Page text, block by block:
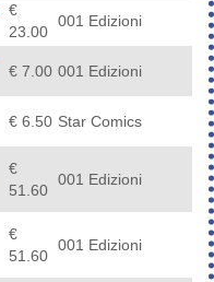
€
23.00
001 Edizioni
€ 7.00 001 Edizioni
€ 6.50 Star Comics
€
51.60
001 Edizioni
€
51.60
001 Edizioni